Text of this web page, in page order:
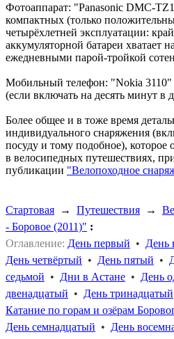
Фотоаппарат: "Panasonic DMC-
компактных (только
четырёхлетней эксплуатации:
аккумуляторной батареи хватает
ежедневными парой-тройкой
Мобильный телефон: "Nokia
(если включать на десять минут в
Более общее и в тоже время
индивидуального снаряжения
посуду и тому подобное),
в велосипедных путешествиях,
публикации "Велопоходное
Стартовая → Путешествия →
- Боровое (2011)" :
Оглавление: День первый • День
День четвёртый • День пятый •
седьмой • Дни в Астане • День
двенадцатый • День тринадцатый
Катание по горам и озёрам
День семнадцатый • День